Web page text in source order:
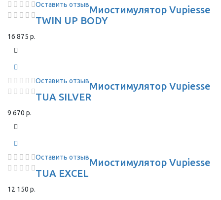
Оставить отзывМиостимулятор Vupiesse
TWIN UP BODY
16 875 р.
Оставить отзывМиостимулятор Vupiesse
TUA SILVER
9 670 р.
Оставить отзывМиостимулятор Vupiesse
TUA EXCEL
12 150 р.